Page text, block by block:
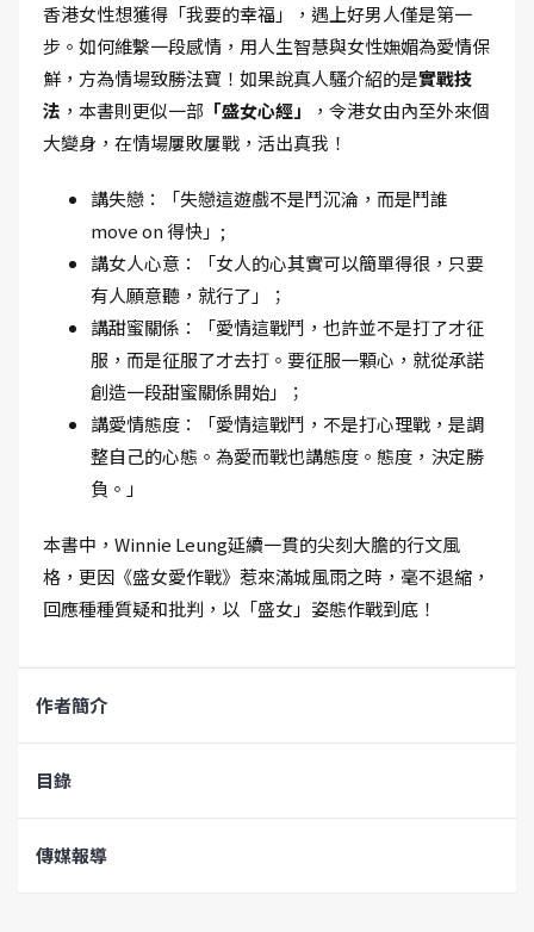
香港女性想獲得「我要的幸福」，遇上好男人僅是第一
步。如何維繫一段感情，用人生智慧與女性嫵媚為愛情保
鮮，方為情場致勝法寶！如果說真人騷介紹的是實戰技
法 ，本書則更似一部 「盛女心經」
，令港女由內至外來個
大變身，在情場屢敗屢戰，活出真我！
講失戀：「失戀這遊戲不是鬥沉淪，而是鬥誰
move on 得快」;
講女人心意：「女人的心其實可以簡單得很，只要
有人願意聽，就行了」；
講甜蜜關係：「愛情這戰鬥，也許並不是打了才征
服，而是征服了才去打。要征服一顆心，就從承諾
創造一段甜蜜關係開始」；
講愛情態度：「愛情這戰鬥，不是打心理戰，是調
整自己的心態。為愛而戰也講態度。態度，決定勝
負。」
本書中，Winnie Leung延續一貫的尖刻大膽的行文風
格，更因《盛女愛作戰》惹來滿城風雨之時，毫不退縮，
回應種種質疑和批判，以「盛女」姿態作戰到底！
作者簡介
目錄
傳媒報導